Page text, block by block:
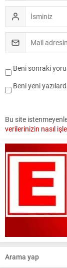
Beni sonraki
Beni yeni
Bu site
verilerinizin nasıl